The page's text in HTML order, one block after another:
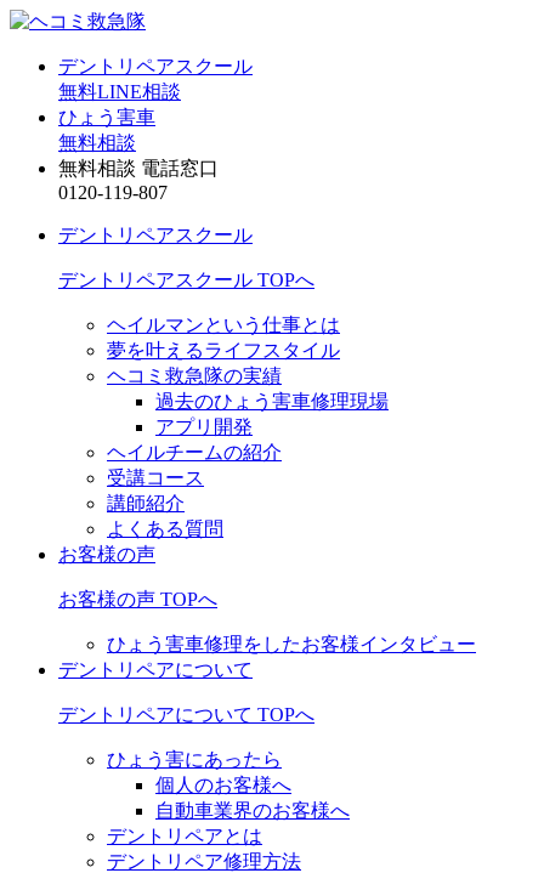
デントリペアスクール
無料LINE相談
ひょう害車
無料相談
無料相談 電話窓口
0120-119-807
デントリペアスクール
デントリペアスクール TOPへ
ヘイルマンという仕事とは
夢を叶えるライフスタイル
ヘコミ救急隊の実績
過去のひょう害車修理現場
アプリ開発
ヘイルチームの紹介
受講コース
講師紹介
よくある質問
お客様の声
お客様の声 TOPへ
ひょう害車修理をしたお客様インタビュー
デントリペアについて
デントリペアについて TOPへ
ひょう害にあったら
個人のお客様へ
自動車業界のお客様へ
デントリペアとは
デントリペア修理方法